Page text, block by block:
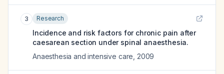
3 Research
Incidence and risk factors for chronic pain after
caesarean section under spinal anaesthesia.
Anaesthesia and intensive care 2009